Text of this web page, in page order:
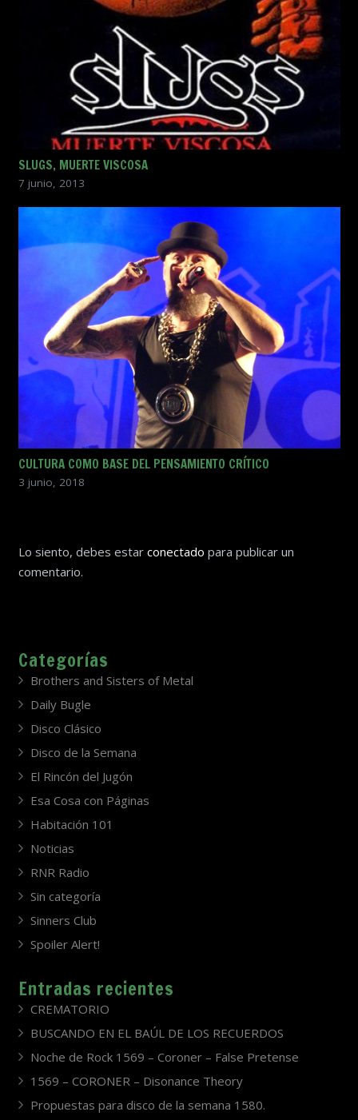
SLUGS, MUERTE VISCOSA
7 junio, 2013
CULTURA COMO BASE DEL PENSAMIENTO CRÍTICO
3 junio, 2018
Lo siento, debes estar conectado para publicar un
comentario.
Categorías
Brothers and Sisters of Metal
Daily Bugle
Disco Clásico
Disco de la Semana
El Rincón del Jugón
Esa Cosa con Páginas
Habitación 101
Noticias
RNR Radio
Sin categoría
Sinners Club
Spoiler Alert!
Entradas recientes
CREMATORIO
BUSCANDO EN EL BAÚL DE LOS RECUERDOS
Noche de Rock 1569 – Coroner – False Pretense
1569 – CORONER – Disonance Theory
Propuestas para disco de la semana 1580.